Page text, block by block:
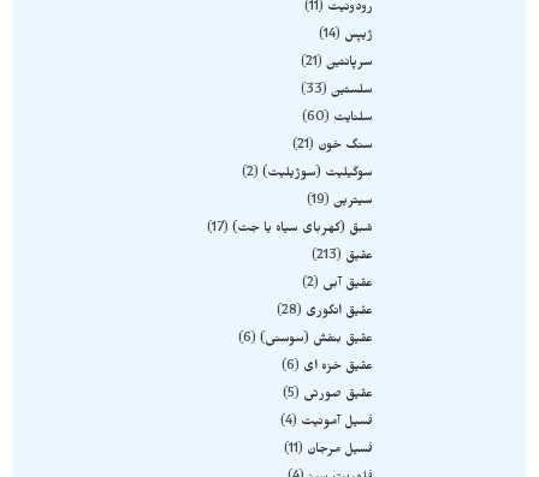
رودونیت
11
ژیپس
14
سرپانتین 21
سلستین 33
سلنایت
60
سنگ خون
21
سوگیلیت (سوژیلیت) 2
سیترین 19
شبق (کهربای سیاه یا جت) 17
عقیق
213
عقیق آبی
2
عقیق انگوری
28
عقیق بنفش (سوسنی) 6
عقیق خزه ای
6
عقیق صورتی
5
فسیل آمونیت
4
فسیل مرجان
11